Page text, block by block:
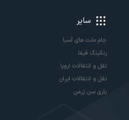
سایر
جام ملت های آسیا
رنکینگ فیفا
نقل و انتقالات اروپا
نقل و انتقالات ایران
پاری سن ژرمن